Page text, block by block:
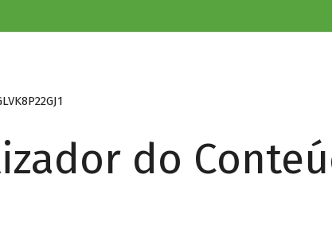
do